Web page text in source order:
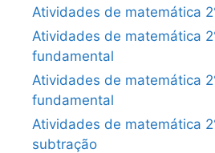
Atividades de matemática
Atividades de matemática
fundamental
Atividades de matemática
fundamental
Atividades de matemática
subtração